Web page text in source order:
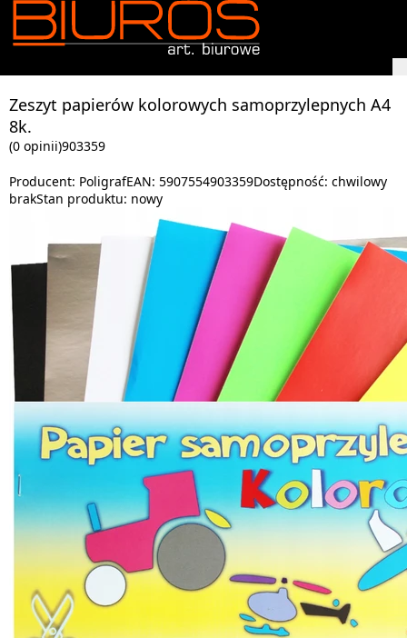
Zeszyt papierów kolorowych samoprzylepnych A4
8k.
(0 opinii)903359
Producent: PoligrafEAN: 5907554903359Dostępność: chwilowy
brakStan produktu: nowy